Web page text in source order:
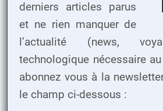
derniers articles parus
et ne rien manquer de
l’actualité (news,
technologique nécessaire
abonnez vous à la
le champ ci-dessous :